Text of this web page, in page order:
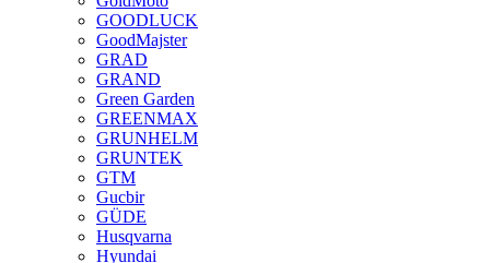
GOODLUCK
GoodMajster
GRAD
GRAND
Green Garden
GREENMAX
GRUNHELM
GRUNTEK
GTM
Gucbir
GÜDE
Husqvarna
Hyundai